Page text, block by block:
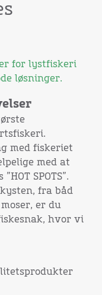
for lystfiskeri
løsninger.
med fiskeriet
med at
SPOTS”.
fra båd
er du
hvor vi